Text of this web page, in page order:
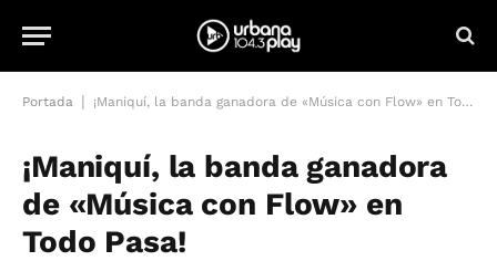
Portada ¡Maniquí, la banda ganadora de «Música con Flow» en Todo Pasa!
¡Maniquí, la banda ganadora
de «Música con Flow» en
Todo Pasa!